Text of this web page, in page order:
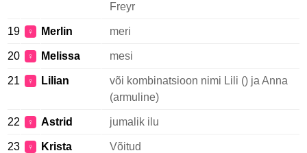
Freyr
19 ♀ Merlin meri
20 ♀ Melissa mesi
21 ♀ Lilian
või kombinatsioon nimi Lili () ja Anna
(armuline)
22 ♀ Astrid jumalik ilu
23 ♀ Krista Võitud